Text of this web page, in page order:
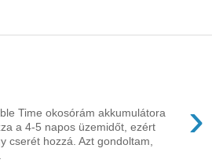
›
Time okosórám akkumulátora
a 4-5 napos üzemidőt, ezért
cserét hozzá. Azt gondoltam,